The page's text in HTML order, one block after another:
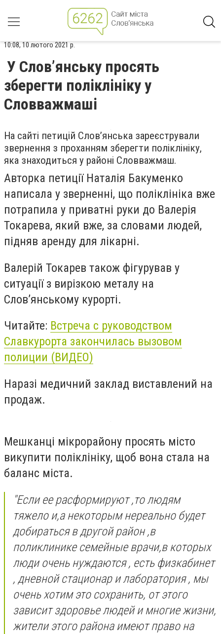
10:08, 10 лютого 2021 р.
У Слов’янську просять
зберегти поліклініку у
Словважмаші
На сайті петицій Слов’янська зареєстрували
звернення з проханням зберегти поліклініку,
яка знаходиться у районі Словважмаш.
Авторка петиції Наталія Бакуменко
написала у зверненні, що поліклініка вже
потрапила у приватні руки до Валерія
Токарева, який вже, за словами людей,
підняв аренду для лікарні.
Валерій Токарев також фігурував у
ситуації з вирізкою металу на
Слов’янському курорті.
Читайте: Встреча с руководством
Славкурорта закончилась вызовом
полиции (ВИДЕО)
Наразі медичний заклад виставлений на
продаж.
Мешканці мікрорайону просять місто
викупити поліклініку, щоб вона стала на
баланс міста.
"Если ее расформируют ,то людям
тяжело и,а некоторым нереально будет
добираться в другой район ,в
поликлинике семейные врачи,в которых
люди очень нуждаются , есть физкабинет
, дневной стационар и лаборатория , мы
очень хотим это сохранить, от этого
зависит здоровье людей и многие жизни,
жители этого района имеют право на